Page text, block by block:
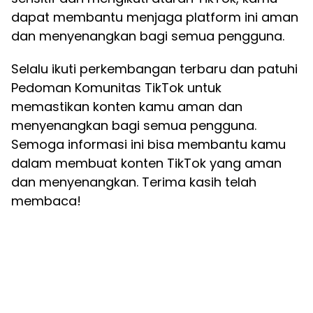
dapat membantu menjaga platform ini aman
dan menyenangkan bagi semua pengguna.
Selalu ikuti perkembangan terbaru dan patuhi
Pedoman Komunitas TikTok untuk
memastikan konten kamu aman dan
menyenangkan bagi semua pengguna.
Semoga informasi ini bisa membantu kamu
dalam membuat konten TikTok yang aman
dan menyenangkan. Terima kasih telah
membaca!